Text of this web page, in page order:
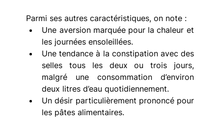
Parmi ses autres caractéristiques, on note :
Une aversion marquée pour la chaleur et
les journées ensoleillées.
Une tendance à la constipation avec des
selles tous les deux ou trois jours,
malgré une consommation d’environ
deux litres d’eau quotidiennement.
Un désir particulièrement prononcé pour
les pâtes alimentaires.